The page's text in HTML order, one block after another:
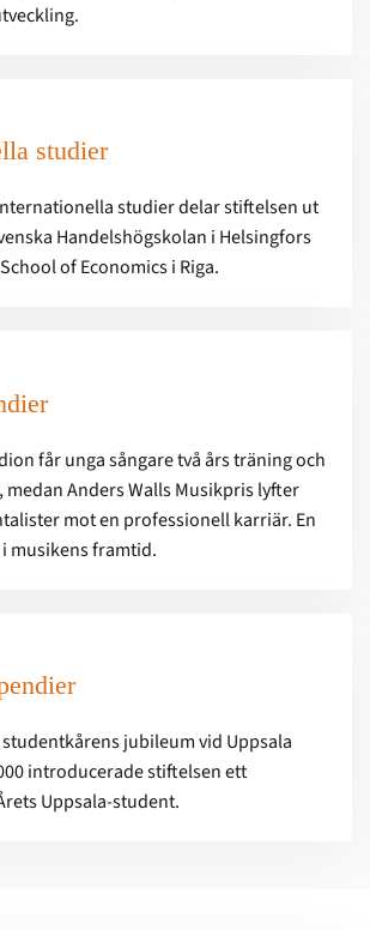
studier
studier delar stiftelsen ut
Handelshögskolan i Helsingfors
of Economics i Riga.
får unga sångare två års träning och
Anders Walls Musikpris lyfter
mot en professionell karriär. En
musikens framtid.
jubileum vid Uppsala
introducerade stiftelsen ett
Uppsala-student.